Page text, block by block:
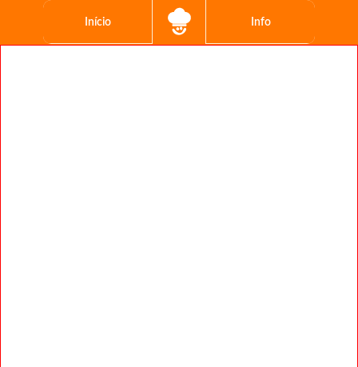
Início Info